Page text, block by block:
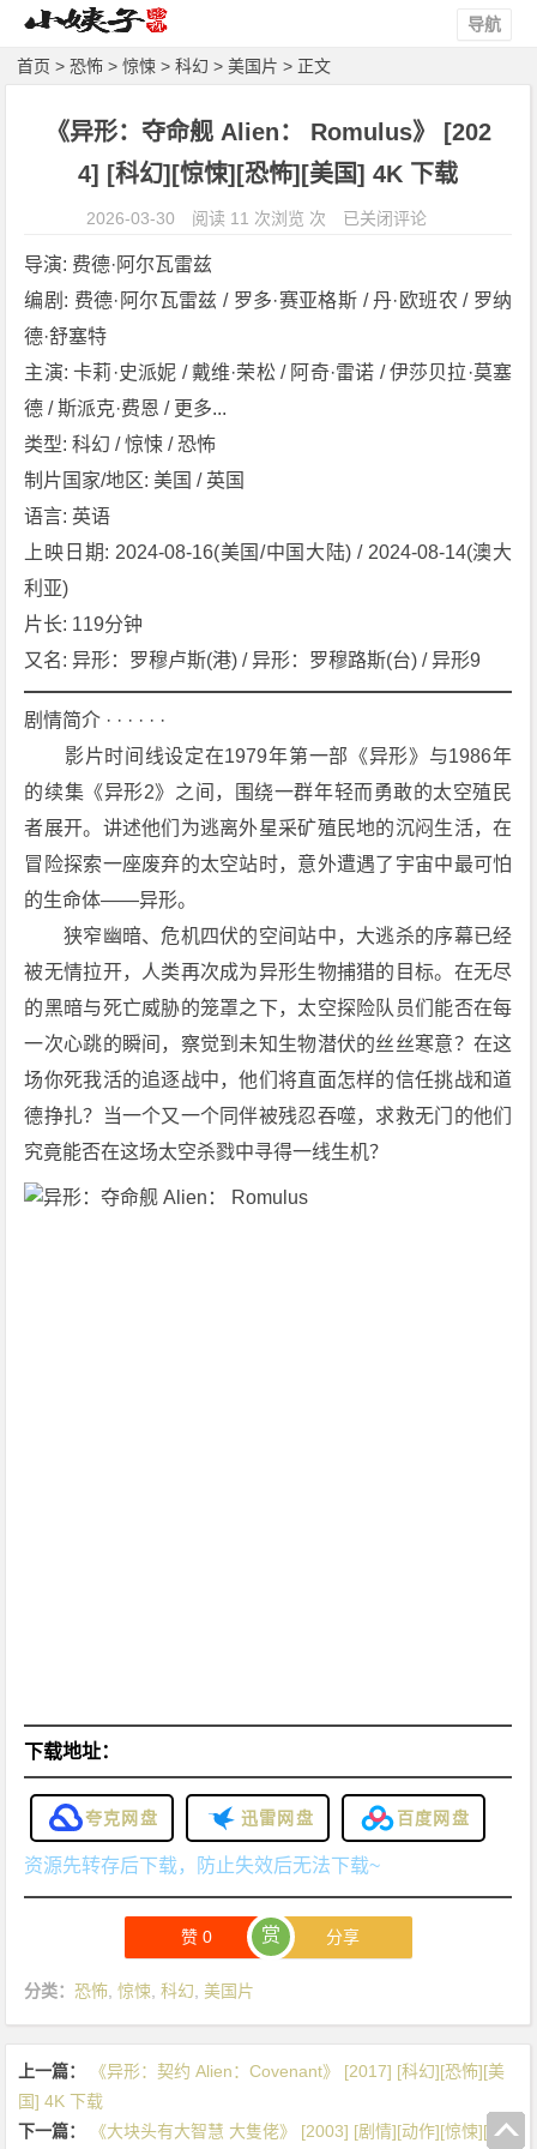
导航
首页 >恐怖 >惊悚 >科幻 >美国片 > 正文
《异形：夺命舰 Alien： Romulus》 [202
4] [科幻][惊悚][恐怖][美国] 4K 下载
2026-03-30 阅读 11 次浏览 次
《异
命
A
o
u
s》
0
2
4]
幻]
悚]
[恐
怖]
国]
4
K
下
已关闭评论
导演: 费德·阿尔瓦雷兹
编剧: 费德·阿尔瓦雷兹 / 罗多·赛亚格斯 / 丹·欧班农 / 罗纳
德·舒塞特
主演: 卡莉·史派妮 / 戴维·荣松 / 阿奇·雷诺 / 伊莎贝拉·莫塞
德 / 斯派克·费恩 / 更多...
类型: 科幻 / 惊悚 / 恐怖
制片国家/地区: 美国 / 英国
语言: 英语
上映日期: 2024-08-16(美国/中国大陆) / 2024-08-14(澳大
利亚)
片长: 119分钟
又名: 异形：罗穆卢斯(港) / 异形：罗穆路斯(台) / 异形9
剧情简介 · · · · · ·
影片时间线设定在1979年第一部《异形》与1986年
的续集《异形2》之间，围绕一群年轻而勇敢的太空殖民
者展开。讲述他们为逃离外星采矿殖民地的沉闷生活，在
冒险探索一座废弃的太空站时，意外遭遇了宇宙中最可怕
的生命体——异形。
狭窄幽暗、危机四伏的空间站中，大逃杀的序幕已经
被无情拉开，人类再次成为异形生物捕猎的目标。在无尽
的黑暗与死亡威胁的笼罩之下，太空探险队员们能否在每
一次心跳的瞬间，察觉到未知生物潜伏的丝丝寒意？在这
场你死我活的追逐战中，他们将直面怎样的信任挑战和道
德挣扎？当一个又一个同伴被残忍吞噬，求救无门的他们
究竟能否在这场太空杀戮中寻得一线生机？
下载地址：
夸克网盘 迅雷网盘 百度网盘
资源先转存后下载，防止失效后无法下载~
赞0 赏 分享
分类： 恐怖 ,惊悚 ,科幻 ,美国片
上一篇：
《异形：契约 Alien：Covenant》 [2017] [科幻][恐怖][美
国] 4K 下载
下一篇：
《大块头有大智慧 大隻佬》 [2003] [剧情][动作][惊悚][香